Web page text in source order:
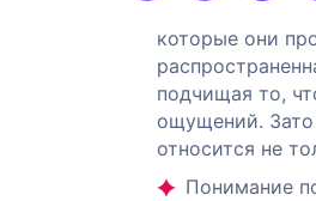
которые они
подчищая то,
ощущений. Зато
относится не
Понимание